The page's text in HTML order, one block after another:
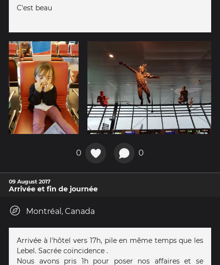
C'est beau
0 0
09 August 2017
Arrivée et fin de journée
Montréal, Canada
Arrivée à l'hôtel vers 17h, pile en même temps que les
Lebel. Sacrée coïncidence .
Nous avons pris 1h pour poser nos affaires et se